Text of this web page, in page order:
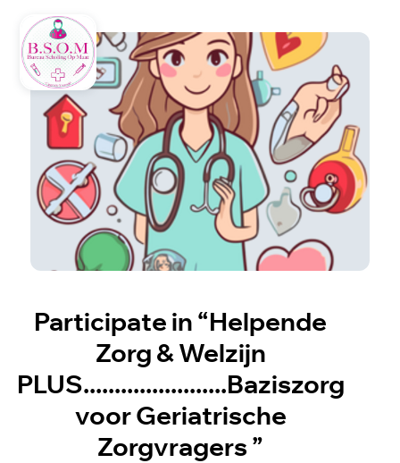
Participate in “Helpende
Zorg & Welzijn
PLUS.......................Baziszorg
voor Geriatrische
Zorgvragers ”